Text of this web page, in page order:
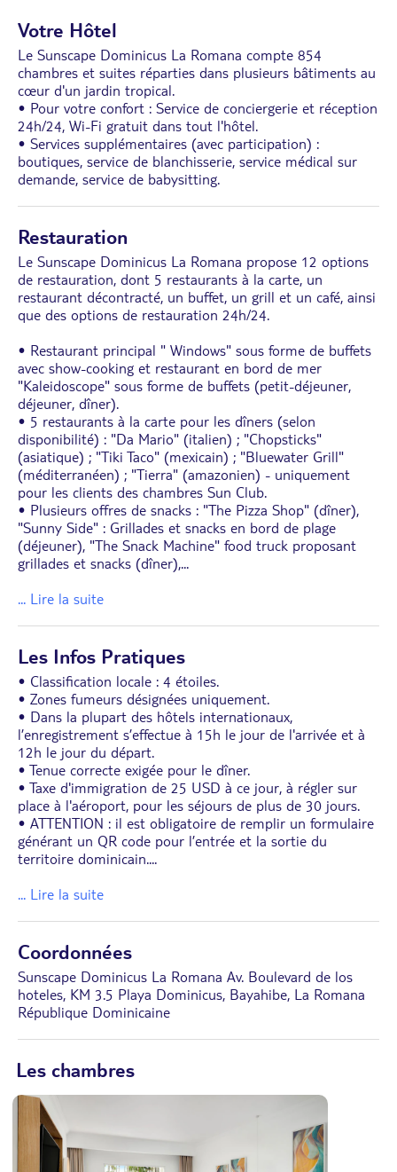
Votre Hôtel
Le Sunscape Dominicus La Romana compte 854
chambres et suites réparties dans plusieurs bâtiments au
cœur d'un jardin tropical.
• Pour votre confort : Service de conciergerie et réception
24h/24, Wi-Fi gratuit dans tout l'hôtel.
• Services supplémentaires (avec participation) :
boutiques, service de blanchisserie, service médical sur
demande, service de babysitting.
Restauration
Le Sunscape Dominicus La Romana propose 12 options
de restauration, dont 5 restaurants à la carte, un
restaurant décontracté, un buffet, un grill et un café, ainsi
que des options de restauration 24h/24.
• Restaurant principal " Windows" sous forme de buffets
avec show-cooking et restaurant en bord de mer
"Kaleidoscope" sous forme de buffets (petit-déjeuner,
déjeuner, dîner).
• 5 restaurants à la carte pour les dîners (selon
disponibilité) : "Da Mario" (italien) ; "Chopsticks"
(asiatique) ; "Tiki Taco" (mexicain) ; "Bluewater Grill"
(méditerranéen) ; "Tierra" (amazonien) - uniquement
pour les clients des chambres Sun Club.
• Plusieurs offres de snacks : "The Pizza Shop" (dîner),
"Sunny Side" : Grillades et snacks en bord de plage
(déjeuner), "The Snack Machine" food truck proposant
grillades et snacks (dîner),...
... Lire la suite
Les Infos Pratiques
• Classification locale : 4 étoiles.
• Zones fumeurs désignées uniquement.
• Dans la plupart des hôtels internationaux,
l’enregistrement s’effectue à 15h le jour de l'arrivée et à
12h le jour du départ.
• Tenue correcte exigée pour le dîner.
• Taxe d'immigration de 25 USD à ce jour, à régler sur
place à l'aéroport, pour les séjours de plus de 30 jours.
• ATTENTION : il est obligatoire de remplir un formulaire
générant un QR code pour l’entrée et la sortie du
territoire dominicain....
... Lire la suite
Coordonnées
Sunscape Dominicus La Romana Av. Boulevard de los
hoteles, KM 3.5 Playa Dominicus, Bayahibe, La Romana
République Dominicaine
Les chambres